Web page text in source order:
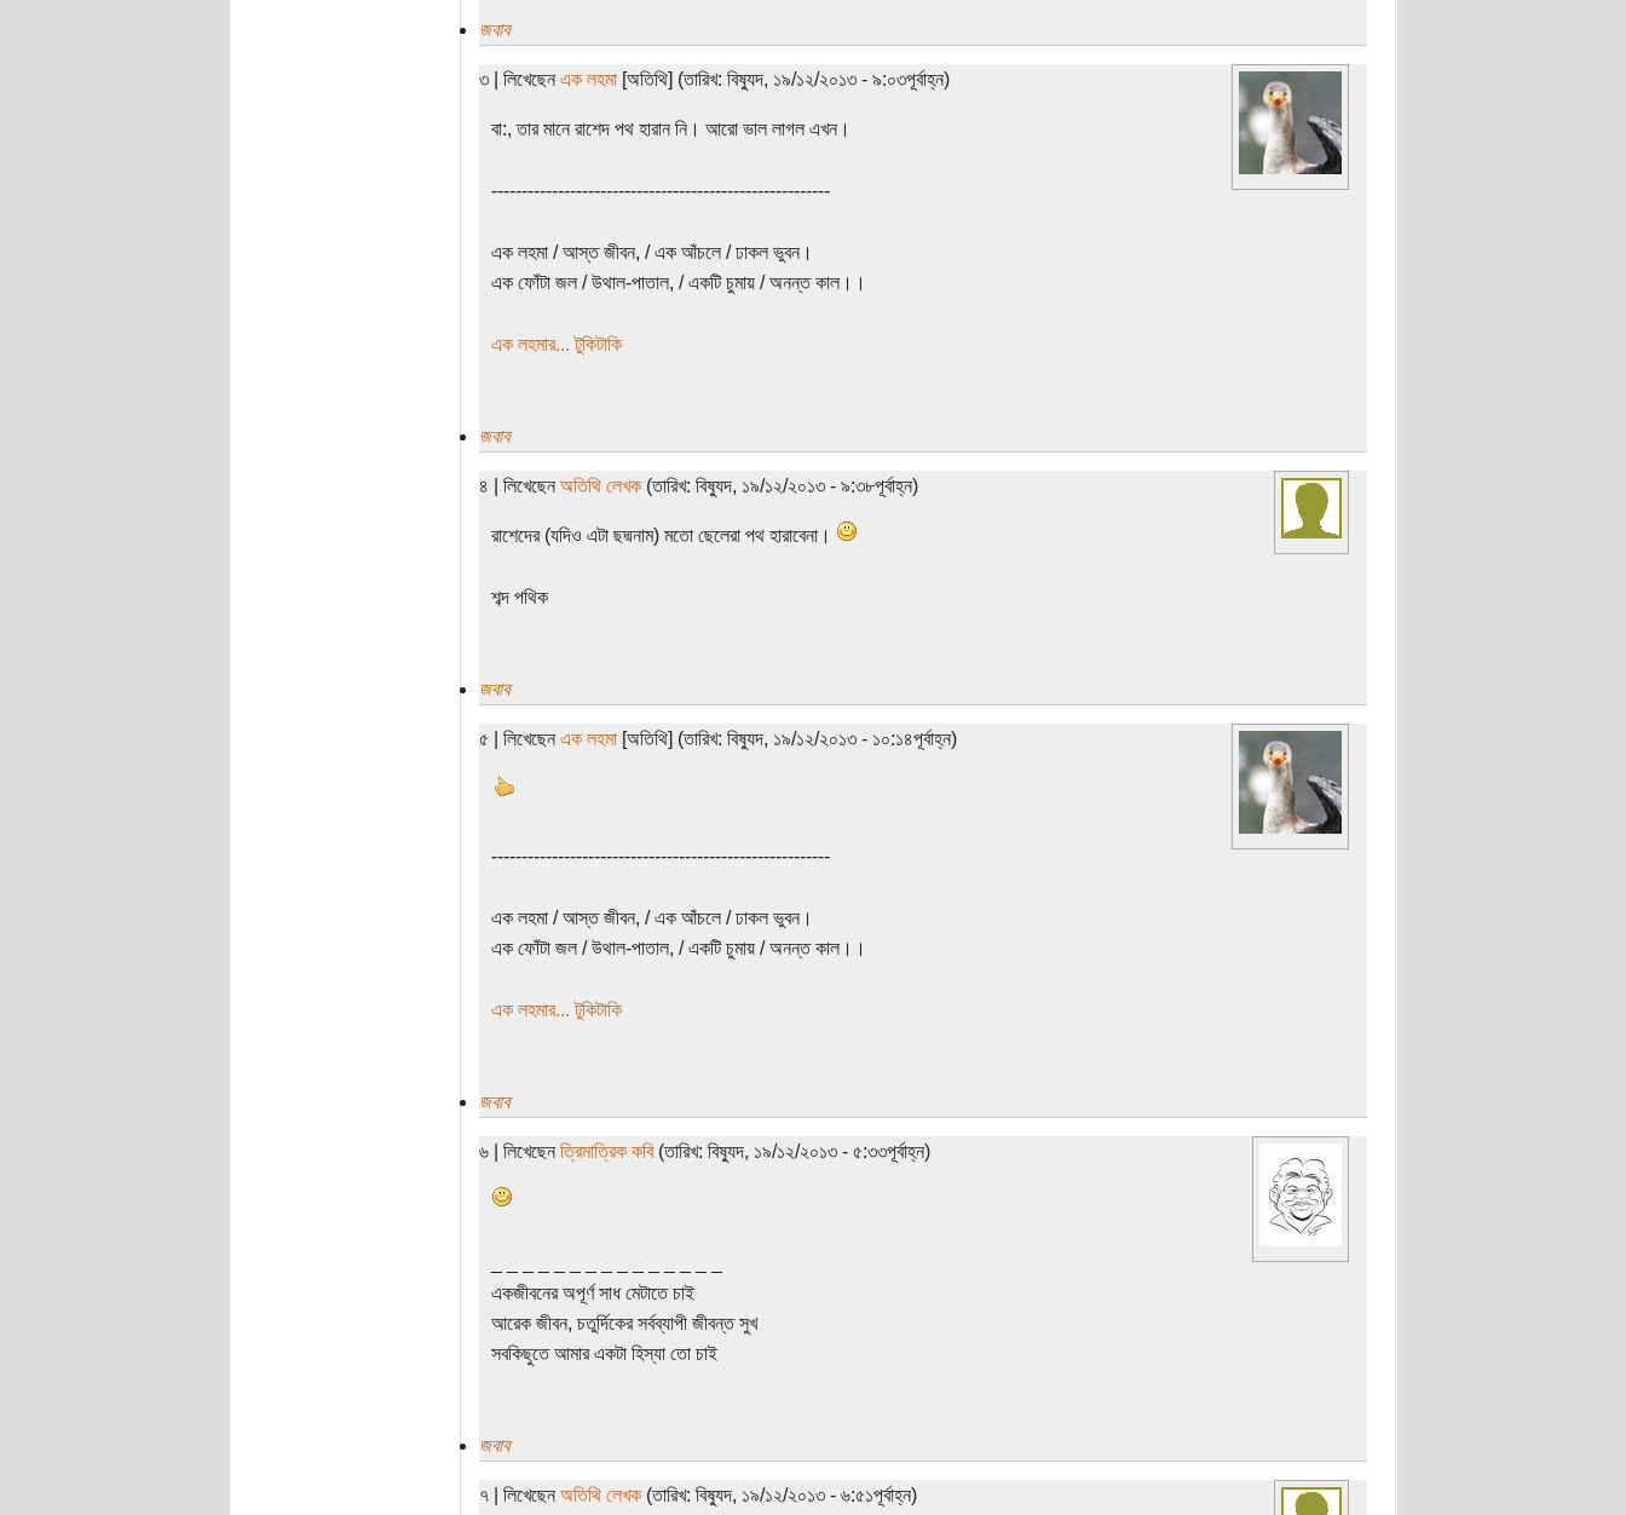
জবাব
৩ | লিখেছেন এক লহমা[অতিথি] (তারিখ: বিষ্যুদ, ১৯/১২/২০১৩ - ৯:০৩পূর্বাহ্ন)
বা:, তার মানে রাশেদ পথ হারান নি। আরো ভাল লাগল এখন।
--------------------------------------------------------
এক লহমা / আস্ত জীবন, / এক আঁচলে / ঢাকল ভুবন।
এক ফোঁটা জল / উথাল-পাতাল, / একটি চুমায় / অনন্ত কাল।।
এক লহমার... টুকিটাকি
জবাব
৪ | লিখেছেন অতিথি লেখক(তারিখ: বিষ্যুদ, ১৯/১২/২০১৩ - ৯:৩৮পূর্বাহ্ন)
রাশেদের (যদিও এটা ছদ্মনাম) মতো ছেলেরা পথ হারাবেনা।
শব্দ পথিক
জবাব
৫ | লিখেছেন এক লহমা[অতিথি] (তারিখ: বিষ্যুদ, ১৯/১২/২০১৩ - ১০:১৪পূর্বাহ্ন)
--------------------------------------------------------
এক লহমা / আস্ত জীবন, / এক আঁচলে / ঢাকল ভুবন।
এক ফোঁটা জল / উথাল-পাতাল, / একটি চুমায় / অনন্ত কাল।।
এক লহমার... টুকিটাকি
জবাব
৬ | লিখেছেন ত্রিমাত্রিক কবি(তারিখ: বিষ্যুদ, ১৯/১২/২০১৩ - ৫:৩৩পূর্বাহ্ন)
একজীবনের অপূর্ণ সাধ মেটাতে চাই
আরেক জীবন, চতুর্দিকের সর্বব্যাপী জীবন্ত সুখ
সবকিছুতে আমার একটা হিস্যা তো চাই
জবাব
৭ | লিখেছেন অতিথি লেখক(তারিখ: বিষ্যুদ, ১৯/১২/২০১৩ - ৬:৫১পূর্বাহ্ন)